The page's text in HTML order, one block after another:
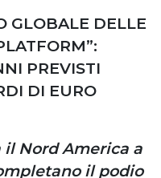
GLOBALE DELLE
PREVISTI
DI EURO
Nord America a
il podio